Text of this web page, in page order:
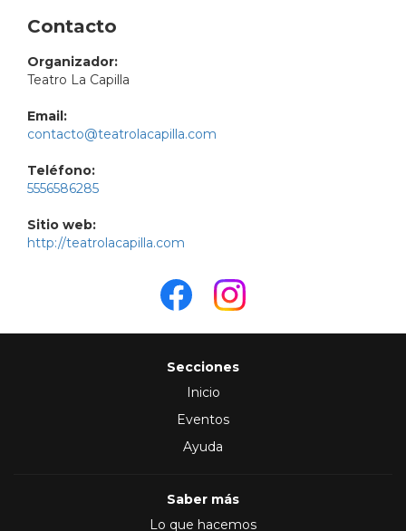
Contacto
Organizador:
Teatro La Capilla
Email:
contacto@teatrolacapilla.com
Teléfono:
5556586285
Sitio web:
http://teatrolacapilla.com
Secciones
Inicio
Eventos
Ayuda
Saber más
Lo que hacemos